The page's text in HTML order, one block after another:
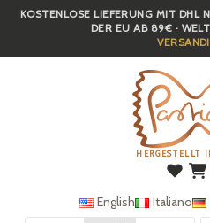
Skip
KOSTENLOSE LIEFERUNG MIT DHL
DER EU AB 89€ ·
HERGESTELLT
English Italiano